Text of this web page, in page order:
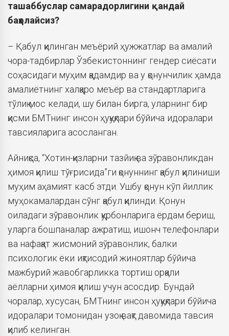
ташаббуслар самарадорлигини қандай
баҳолайсиз?
– Қабул қилинган меъёрий ҳужжатлар ва амалий
чора-тадбирлар Ўзбекистоннинг гендер сиёсати
соҳасидаги муҳим қадамдир ва у қонунчилик ҳамда
амалиётнинг халқаро меъёр ва стандартларига
тўлиқ мос келади, шу билан бирга, уларнинг бир
қисми БМТнинг инсон ҳуқуқлари бўйича идоралари
тавсияларига асосланган.
Айниқса, “Хотин-қизларни тазйиқ ва зўравонликдан
ҳимоя қилиш тўғрисида”ги қонуннинг қабул қилиниши
муҳим аҳамият касб этди. Ушбу қонун кўп йиллик
муҳокамалардан сўнг қабул қилинди. Қонун
оиладаги зўравонлик қурбонларига ёрдам бериш,
уларга бошпаналар ажратиш, ишонч телефонлари
ва нафақат жисмоний зўравонлик, балки
психологик ёки иқтисодий жиноятлар бўйича
мажбурий жавобгарликка тортиш орқали
аёлларни ҳимоя қилиш учун асосдир. Бундай
чоралар, хусусан, БМТнинг инсон ҳуқуқлари бўйича
идоралари томонидан узоқ вақт давомида тавсия
қилиб келинган.